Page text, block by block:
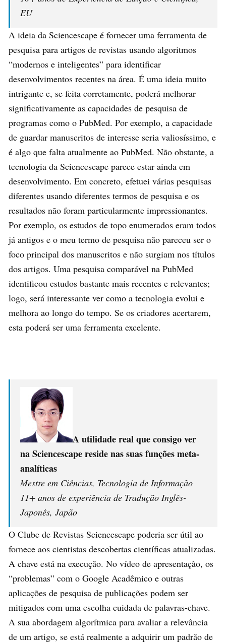
EU
A ideia da Sciencescape é fornecer uma ferramenta de
pesquisa para artigos de revistas usando algoritmos
“modernos e inteligentes” para identificar
desenvolvimentos recentes na área. É uma ideia muito
intrigante e, se feita corretamente, poderá melhorar
significativamente as capacidades de pesquisa de
programas como o PubMed. Por exemplo, a capacidade
de guardar manuscritos de interesse seria valiosíssimo, e
é algo que falta atualmente ao PubMed. Não obstante, a
tecnologia da Sciencescape parece estar ainda em
desenvolvimento. Em concreto, efetuei várias pesquisas
diferentes usando diferentes termos de pesquisa e os
resultados não foram particularmente impressionantes.
Por exemplo, os estudos de topo enumerados eram todos
já antigos e o meu termo de pesquisa não pareceu ser o
foco principal dos manuscritos e não surgiam nos títulos
dos artigos. Uma pesquisa comparável na PubMed
identificou estudos bastante mais recentes e relevantes;
logo, será interessante ver como a tecnologia evolui e
melhora ao longo do tempo. Se os criadores acertarem,
esta poderá ser uma ferramenta excelente.
A utilidade real que consigo ver
na Sciencescape reside nas suas funções meta-
analíticas
Mestre em Ciências, Tecnologia de Informação
11+ anos de experiência de Tradução Inglês-
Japonês, Japão
O Clube de Revistas Sciencescape poderia ser útil ao
fornece aos cientistas descobertas científicas atualizadas.
A chave está na execução. No vídeo de apresentação, os
“problemas” com o Google Acadêmico e outras
aplicações de pesquisa de publicações podem ser
mitigados com uma escolha cuidada de palavras-chave.
A sua abordagem algorítmica para avaliar a relevância
de um artigo, se está realmente a adquirir um padrão de